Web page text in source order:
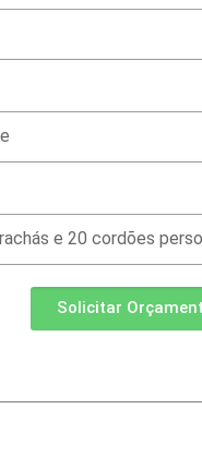
Solicitar